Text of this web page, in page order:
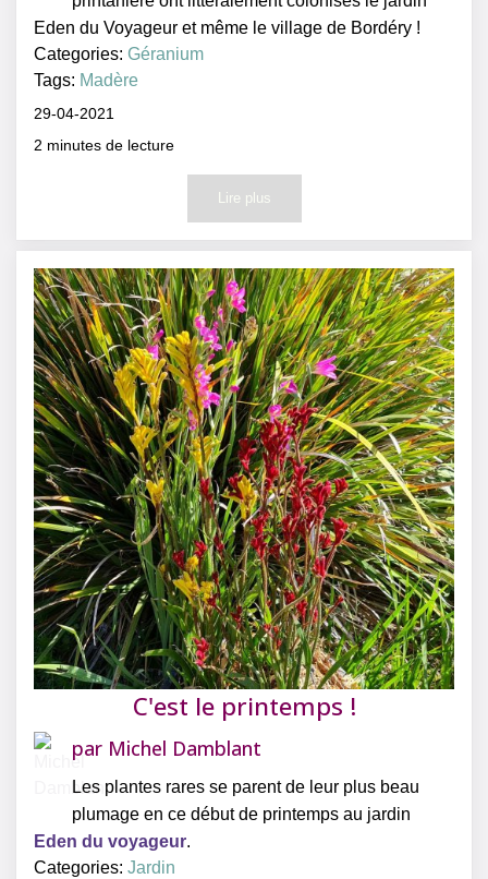
Eden du Voyageur et même le village de Bordéry !
Categories:Géranium
Tags: Madère
29-04-2021
2 minutes de lecture
Lire plus
C'est le printemps !
par Michel Damblant
Les plantes rares se parent de leur plus beau
plumage en ce début de printemps au jardin
Eden du voyageur.
Categories:Jardin